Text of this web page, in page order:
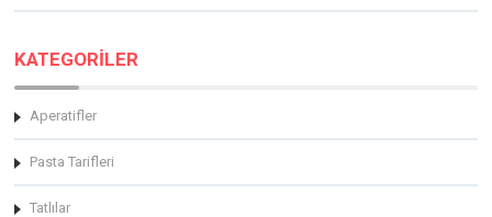
KATEGORİLER
Aperatifler
Pasta Tarifleri
Tatlılar